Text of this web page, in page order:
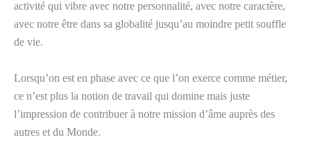
activité qui vibre avec notre personnalité, avec notre caractère,
avec notre être dans sa globalité jusqu’au moindre petit souffle
de vie.
Lorsqu’on est en phase avec ce que l’on exerce comme métier,
ce n’est plus la notion de travail qui domine mais juste
l’impression de contribuer à notre mission d’âme auprès des
autres et du Monde.